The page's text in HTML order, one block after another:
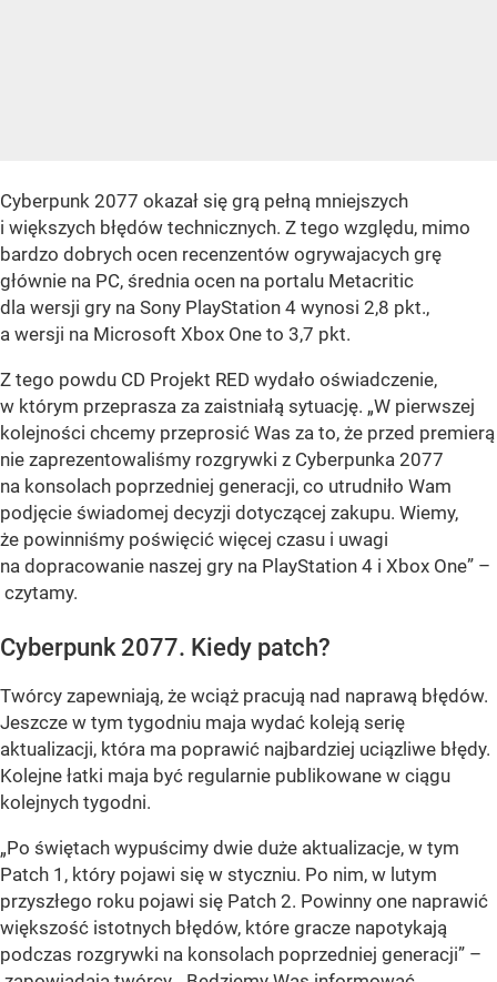
Cyberpunk 2077 okazał się grą pełną mniejszych
i większych błędów technicznych. Z tego względu, mimo
bardzo dobrych ocen recenzentów ogrywajacych grę
głównie na PC, średnia ocen na portalu Metacritic
dla wersji gry na Sony PlayStation 4 wynosi 2,8 pkt.,
a wersji na Microsoft Xbox One to 3,7 pkt.
Z tego powdu CD Projekt RED wydało oświadczenie,
w którym przeprasza za zaistniałą sytuację. „W pierwszej
kolejności chcemy przeprosić Was za to, że przed premierą
nie zaprezentowaliśmy rozgrywki z Cyberpunka 2077
na konsolach poprzedniej generacji, co utrudniło Wam
podjęcie świadomej decyzji dotyczącej zakupu. Wiemy,
że powinniśmy poświęcić więcej czasu i uwagi
na dopracowanie naszej gry na PlayStation 4 i Xbox One” –
czytamy.
Cyberpunk 2077. Kiedy patch?
Twórcy zapewniają, że wciąż pracują nad naprawą błędów.
Jeszcze w tym tygodniu maja wydać koleją serię
aktualizacji, która ma poprawić najbardziej uciązliwe błędy.
Kolejne łatki maja być regularnie publikowane w ciągu
kolejnych tygodni.
„Po świętach wypuścimy dwie duże aktualizacje, w tym
Patch 1, który pojawi się w styczniu. Po nim, w lutym
przyszłego roku pojawi się Patch 2. Powinny one naprawić
większość istotnych błędów, które gracze napotykają
podczas rozgrywki na konsolach poprzedniej generacji” –